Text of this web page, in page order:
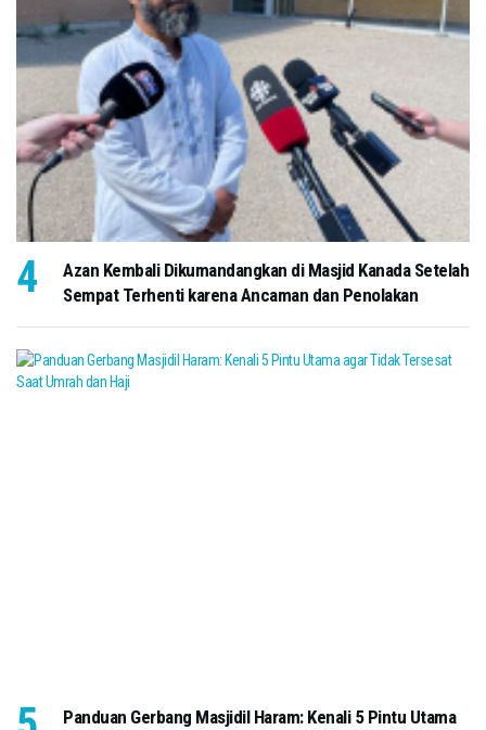
Azan Kembali Dikumandangkan di Masjid Kanada Setelah
Sempat Terhenti karena Ancaman dan Penolakan
Panduan Gerbang Masjidil Haram: Kenali 5 Pintu Utama